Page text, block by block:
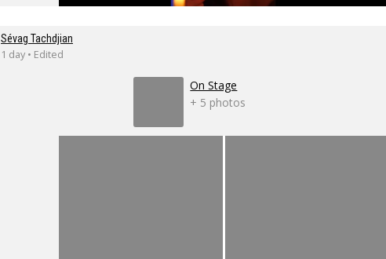
Sévag Tachdjian
1 day • Edited
On Stage
+ 5 photos